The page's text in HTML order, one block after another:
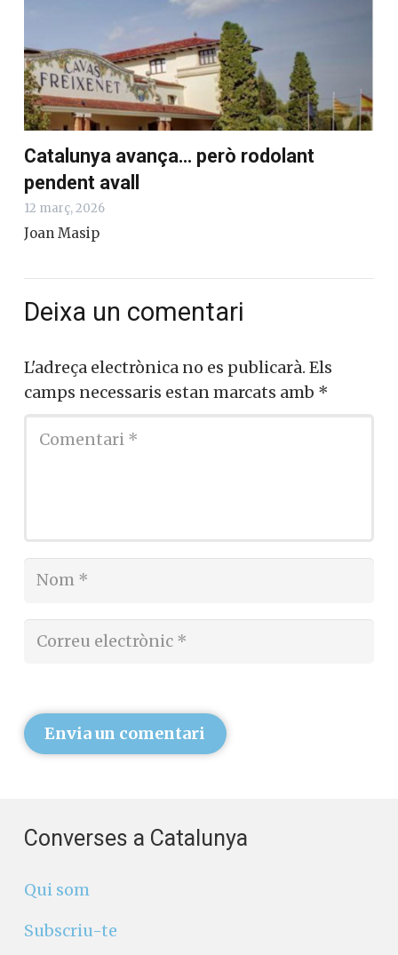
A Espanya, el que és bàsic fa fallida; a
Catalunya, més
18 març, 2026
Joan Masip
Catalunya avança… però rodolant
pendent avall
Deixa un comentari
L'adreça electrònica no es publicarà.Els
camps necessaris estan marcats amb